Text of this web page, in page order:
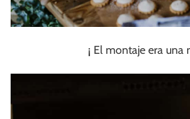
¡ El montaje era una